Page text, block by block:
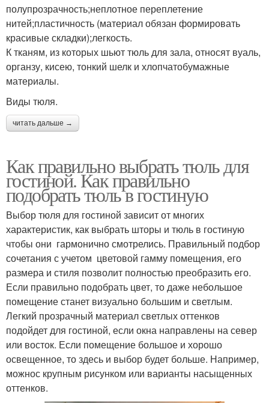
полупрозрачность;неплотное переплетение
нитей;пластичность (материал обязан формировать
красивые складки);легкость.
К тканям, из которых шьют тюль для зала, относят вуаль,
органзу, кисею, тонкий шелк и хлопчатобумажные
материалы.
Виды тюля.
читать дальше →
Как правильно выбрать тюль для
гостиной. Как правильно
подобрать тюль в гостиную
Выбор тюля для гостиной зависит от многих
характеристик, как выбрать шторы и тюль в гостиную
чтобы они гармонично смотрелись. Правильный подбор
сочетания с учетом цветовой гамму помещения, его
размера и стиля позволит полностью преобразить его.
Если правильно подобрать цвет, то даже небольшое
помещение станет визуально большим и светлым.
Легкий прозрачный материал светлых оттенков
подойдет для гостиной, если окна направлены на север
или восток. Если помещение большое и хорошо
освещенное, то здесь и выбор будет больше. Например,
можнос крупным рисунком или варианты насыщенных
оттенков.